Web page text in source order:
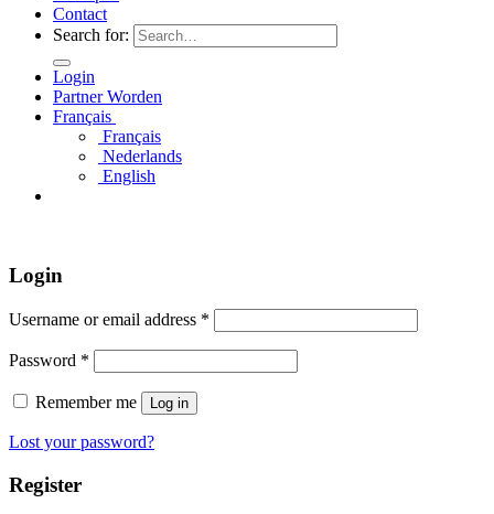
Contact
Search for:
Login
Partner Worden
Français
Français
Nederlands
English
Login
Username or email address *
Password *
Remember me Log in
Lost your password?
Register